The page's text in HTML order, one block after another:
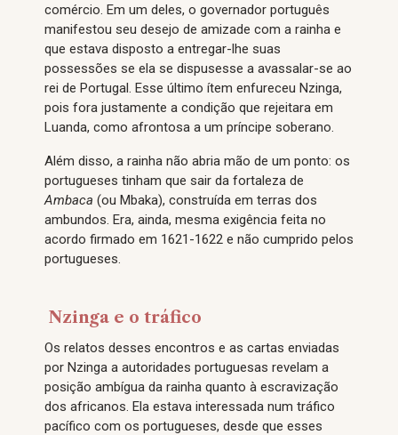
comércio. Em um deles, o governador português
manifestou seu desejo de amizade com a rainha e
que estava disposto a entregar-lhe suas
possessões se ela se dispusesse a avassalar-se ao
rei de Portugal. Esse último ítem enfureceu Nzinga,
pois fora justamente a condição que rejeitara em
Luanda, como afrontosa a um príncipe soberano.
Além disso, a rainha não abria mão de um ponto: os
portugueses tinham que sair da fortaleza de
Ambaca (ou Mbaka), construída em terras dos
ambundos. Era, ainda, mesma exigência feita no
acordo firmado em 1621-1622 e não cumprido pelos
portugueses.
Nzinga e o tráfico
Os relatos desses encontros e as cartas enviadas
por Nzinga a autoridades portuguesas revelam a
posição ambígua da rainha quanto à escravização
dos africanos. Ela estava interessada num tráfico
pacífico com os portugueses, desde que esses